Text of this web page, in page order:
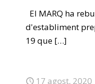
El MARQ ha
d'establiment
19 que […]
17 agost, 2020